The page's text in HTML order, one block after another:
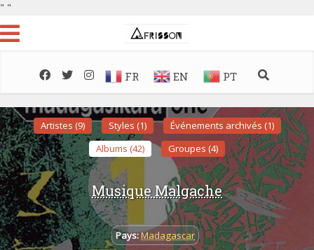
" "
FR EN PT
Artistes (9) Styles (1)
Événements archivés (1)
Albums (42)
Groupes (4)
Musique Malgache
Pays:Madagascar